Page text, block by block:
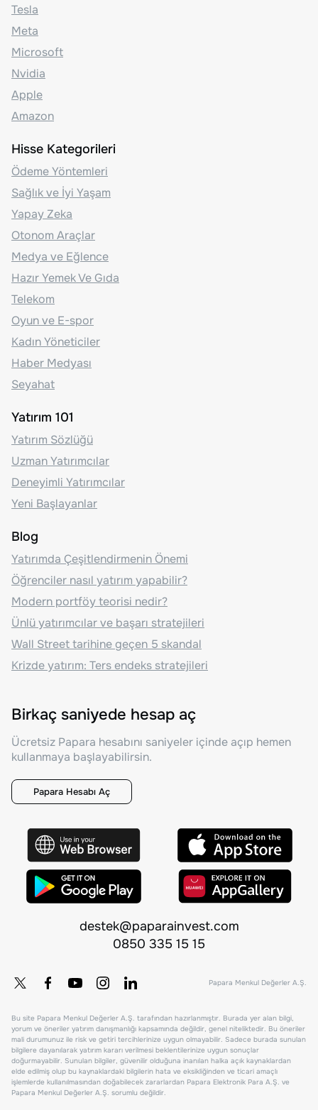
Tesla
Meta
Microsoft
Nvidia
Apple
Amazon
Hisse Kategorileri
Ödeme Yöntemleri
Sağlık ve İyi Yaşam
Yapay Zeka
Otonom Araçlar
Medya ve Eğlence
Hazır Yemek Ve Gıda
Telekom
Oyun ve E-spor
Kadın Yöneticiler
Haber Medyası
Seyahat
Yatırım 101
Yatırım Sözlüğü
Uzman Yatırımcılar
Deneyimli Yatırımcılar
Yeni Başlayanlar
Blog
Yatırımda Çeşitlendirmenin Önemi
Öğrenciler nasıl yatırım yapabilir?
Modern portföy teorisi nedir?
Ünlü yatırımcılar ve başarı stratejileri
Wall Street tarihine geçen 5 skandal
Krizde yatırım: Ters endeks stratejileri
Birkaç saniyede hesap aç
Ücretsiz Papara hesabını saniyeler içinde açıp hemen
kullanmaya başlayabilirsin.
Papara Hesabı Aç
destek@paparainvest.com
0850 335 15 15
Papara Menkul Değerler A.Ş.
Bu site Papara Menkul Değerler A.Ş. tarafından hazırlanmıştır. Burada yer alan bilgi,
yorum ve öneriler yatırım danışmanlığı kapsamında değildir, genel niteliktedir. Bu öneriler
mali durumunuz ile risk ve getiri tercihlerinize uygun olmayabilir. Sadece burada sunulan
bilgilere dayanılarak yatırım kararı verilmesi beklentilerinize uygun sonuçlar
doğurmayabilir. Sunulan bilgiler, güvenilir olduğuna inanılan halka açık kaynaklardan
elde edilmiş olup bu kaynaklardaki bilgilerin hata ve eksikliğinden ve ticari amaçlı
işlemlerde kullanılmasından doğabilecek zararlardan Papara Elektronik Para A.Ş. ve
Papara Menkul Değerler A.Ş. sorumlu değildir.